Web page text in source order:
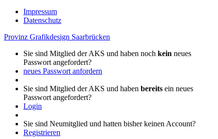
Impressum
Datenschutz
Provinz Grafikdesign Saarbrücken
Sie sind Mitglied der AKS und haben noch kein neues
Passwort angefordert?
neues Passwort anfordern
Sie sind Mitglied der AKS und haben bereits ein neues
Passwort angefordert?
Login
Sie sind Neumitglied und hatten bisher keinen Account?
Registrieren